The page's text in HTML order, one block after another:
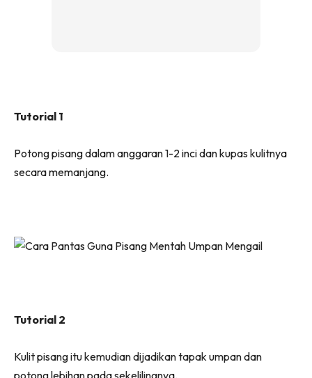
Tutorial 1
Potong pisang dalam anggaran 1-2 inci dan kupas kulitnya
secara memanjang.
Tutorial 2
Kulit pisang itu kemudian dijadikan tapak umpan dan
potong lebihan pada sekelilingnya.